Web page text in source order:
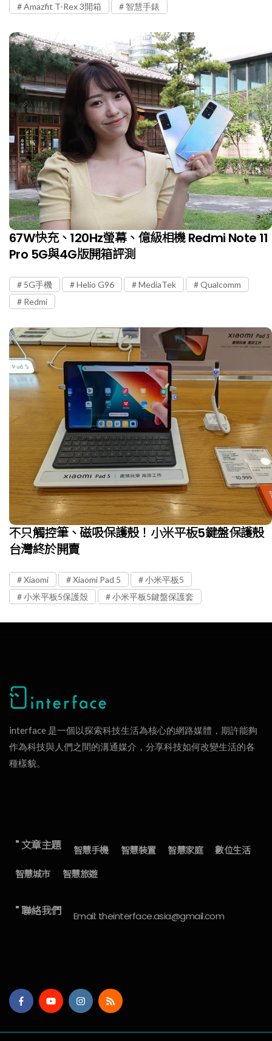
Amazfit T-Rex 3開箱
智慧手錶
67W快充、120Hz螢幕、億級相機 Redmi Note 11
Pro 5G與4G版開箱評測
5G手機 Helio G96 MediaTek
Qualcomm
Redmi
不只觸控筆、磁吸保護殼！小米平板5鍵盤保護殼
台灣終於開賣
Xiaomi Xiaomi Pad 5
小米平板5
小米平板5保護殼
小米平板5鍵盤保護套
interface 是一個以探索科技生活為核心的網路媒體，期許能夠
作為科技與人們之間的溝通媒介，分享科技如何改變生活的各
種樣貌。
" 文章主題 智慧手機 智慧裝置 智慧家庭
數位生活
智慧城市
智慧旅遊
" 聯絡我們 Email: theinterface.asia@gmail.com